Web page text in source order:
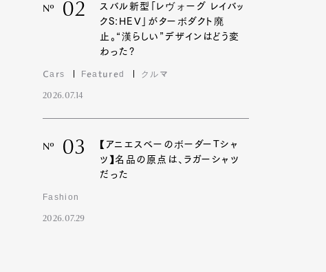
Nº 02
スバル新型「レヴォーグ レイバッ
クS:HEV」がターボダクト廃
止。“漢らしい”デザインはどう変
わった?
Cars Featured クルマ
2026.07.14
Nº 03
【アニエスベーのボーダーTシャ
ツ】名品の原点は、ラガーシャツ
だった
Fashion
2026.07.29